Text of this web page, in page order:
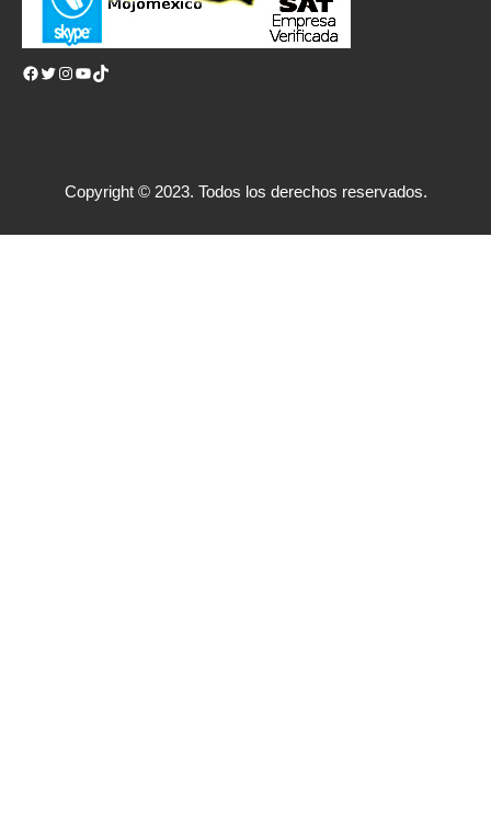
Facebook Twitter Instagram YouTube TikTok
Copyright © 2023. Todos los derechos reservados.